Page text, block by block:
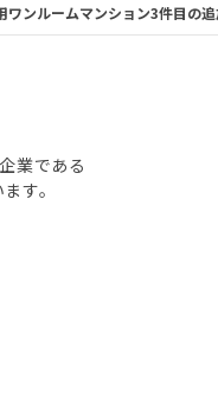
労所得
ー #JR横須賀線
ワンルームマンション3件目の
業である
す。